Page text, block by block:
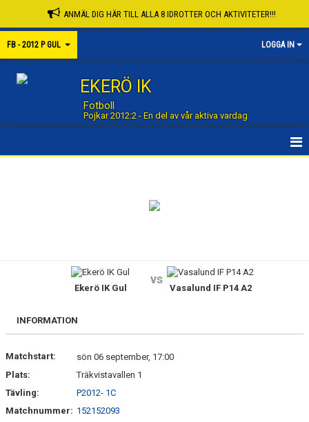
ANMÄL DIG HÄR TILL ALLA 8 IDROTTER OCH AKTIVITETER!!!
FB - 2012 P GUL LOGGA IN
EKERÖ IK
Fotboll
Pojkar 2012:2 - En del av vår aktiva vardag
SPELARE & LEDARE
Ekerö IK Gul
vs
Vasalund IF P14 A2
INFORMATION
Matchstart:
sön 06 september, 17:00
Plats:
Träkvistavallen 1
Tävling:
P2012- 1C
Matchnummer: 152152093